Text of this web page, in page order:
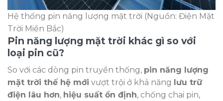
Hệ thống pin năng lượng mặt trời (Nguồn: Điện Mặt
Trời Miền Bắc)
Pin năng lượng mặt trời khác gì so với
loại pin cũ?
So với các dòng pin truyền thống, pin năng lượng
mặt trời thế hệ mới vượt trội ở khả năng lưu trữ
điện lâu hơn, hiệu suất ổn định, chống chai pin,